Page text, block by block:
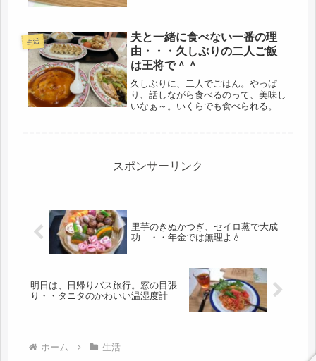
生活
夫と一緒に食べない一番の理
由・・・久しぶりの二人ご飯
は王将で＾＾
久しぶりに、二人でごはん。やっぱ
り、話しながら食べるのって、美味し
いなぁ～。いくらでも食べられる。話
た。（...
スポンサーリンク
里芋のきぬかつぎ、セイロ蒸で大成
功 ・・年金では無理よ💧
明日は、日帰りバス旅行。窓の目張
り・・タニタのかわいい温湿度計
ホーム 生活